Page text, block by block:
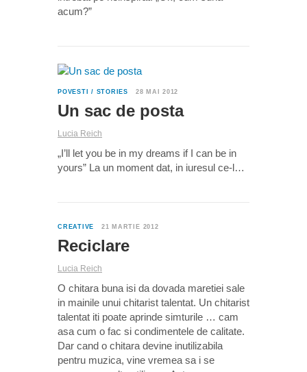
acum?”
POVESTI / STORIES 28 MAI 2012
Un sac de posta
Lucia Reich
„I’ll let you be in my dreams if I can be in
yours” La un moment dat, in iuresul ce-l…
CREATIVE 21 MARTIE 2012
Reciclare
Lucia Reich
O chitara buna isi da dovada maretiei sale
in mainile unui chitarist talentat. Un chitarist
talentat iti poate aprinde simturile … cam
asa cum o fac si condimentele de calitate.
Dar cand o chitara devine inutilizabila
pentru muzica, vine vremea sa i se